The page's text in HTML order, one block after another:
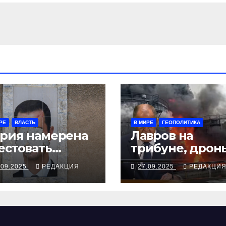
ВЛАСТЬ
намерена
в
экс-РЕДАКЦИЯ
В МИРЕ ГЕОПОЛИТИКА
Лавров на
трибуне,
над Чувашией
27.09.2025 РЕДАКЦИЯ